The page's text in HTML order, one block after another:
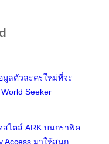
มูลตัวละครใหม่ที่จะ
Seeker
สไตล์ ARK บนกราฟิค
Access มาให้สนุก